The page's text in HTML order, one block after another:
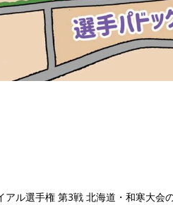
ル選手権 第3戦 北海道・和寒大会